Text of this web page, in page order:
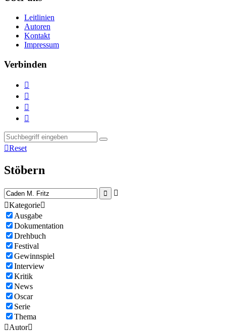
Leitlinien
Autoren
Kontakt
Impressum
Verbinden




Reset
Stöbern


Kategorie
Ausgabe
Dokumentation
Drehbuch
Festival
Gewinnspiel
Interview
Kritik
News
Oscar
Serie
Thema
Autor